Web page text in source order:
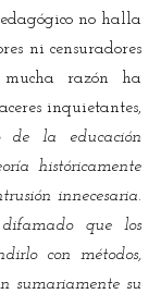
no halla
ni censuradores
razón ha
inquietantes,
de la educación
históricamente
innecesaria.
que los
con métodos,
sumariamente su